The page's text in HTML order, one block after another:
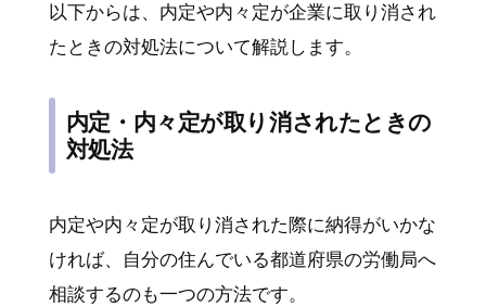
以下からは、内定や内々定が企業に取り消され
たときの対処法について解説します。
内定・内々定が取り消されたときの
対処法
内定や内々定が取り消された際に納得がいかな
ければ、自分の住んでいる都道府県の労働局へ
相談するのも一つの方法です。